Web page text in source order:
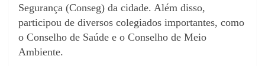
Segurança (Conseg) da cidade. Além disso,
participou de diversos colegiados importantes, como
o Conselho de Saúde e o Conselho de Meio
Ambiente.